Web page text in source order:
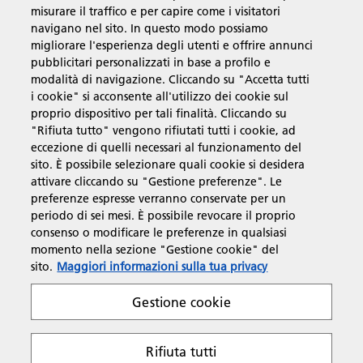
Soluzioni
Prodotti e servizi
Supporto
Link utili
Seguici sui social
Policy sui cookie
misurare il traffico e per capire come i visitatori
navigano nel sito. In questo modo possiamo
migliorare l'esperienza degli utenti e offrire annunci
pubblicitari personalizzati in base a profilo e
modalità di navigazione. Cliccando su "Accetta tutti
i cookie" si acconsente all'utilizzo dei cookie sul
proprio dispositivo per tali finalità. Cliccando su
"Rifiuta tutto" vengono rifiutati tutti i cookie, ad
eccezione di quelli necessari al funzionamento del
sito. È possibile selezionare quali cookie si desidera
attivare cliccando su "Gestione preferenze". Le
preferenze espresse verranno conservate per un
periodo di sei mesi. È possibile revocare il proprio
consenso o modificare le preferenze in qualsiasi
momento nella sezione "Gestione cookie" del
sito. Maggiori informazioni sulla tua privacy
Gestione cookie
Rifiuta tutti